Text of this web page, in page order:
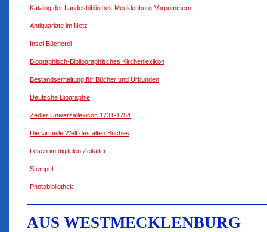
Katalog der Landesbibliothek Mecklenburg-Vorpommern
Antiquariate im Netz
Insel-Bücherei
Biographisch-Bibliographisches Kirchenlexikon
Bestandserhaltung für Bücher und Urkunden
Deutsche Biographie
Zedler Universallexicon 1731-1754
Die virtuelle Welt des alten Buches
Lesen im digitalen Zeitalter
Stempel
Photobibliothek
AUS WESTMECKLENBURG